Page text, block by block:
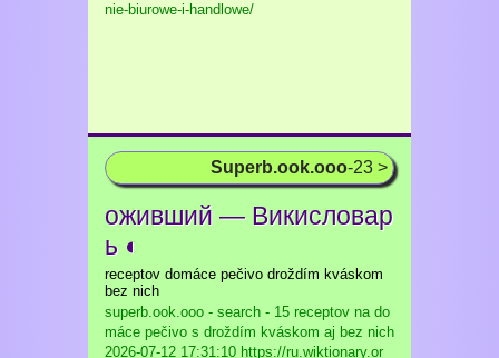
nie-biurowe-i-handlowe/
Superb.ook.ooo-23 >
оживший — Викисловар
ь ◐
receptov domáce pečivo droždím kváskom
bez nich
superb.ook.ooo - search - 15 receptov na do
máce pečivo s droždím kváskom aj bez nich
2026-07-12 17:31:10 https://ru.wiktionary.or